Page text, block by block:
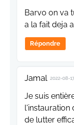
Barvo on va
a la fait deja
Répondre
Jamal 2022-08-
Je suis
l'instauration
de lutter